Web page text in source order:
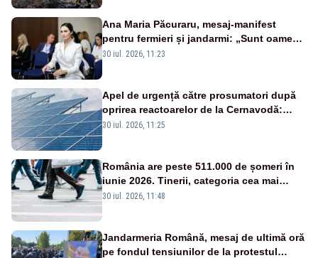
Ana Maria Păcuraru, mesaj-manifest
pentru fermieri și jandarmi: „Sunt oameni
disperați, nu sunt răufăcători”
30 iul. 2026, 11:23
Apel de urgență către prosumatori după
oprirea reactoarelor de la Cernavodă:
România are nevoie de energie
30 iul. 2026, 11:25
România are peste 511.000 de șomeri în
iunie 2026. Tinerii, categoria cea mai
afectată
30 iul. 2026, 11:48
Jandarmeria Română, mesaj de ultimă oră
pe fondul tensiunilor de la protestul